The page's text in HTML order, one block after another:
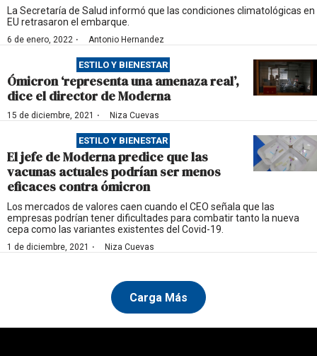
La Secretaría de Salud informó que las condiciones climatológicas en
EU retrasaron el embarque.
6 de enero, 2022 · Antonio Hernandez
ESTILO Y BIENESTAR
Ómicron ‘representa una amenaza real’,
dice el director de Moderna
15 de diciembre, 2021 · Niza Cuevas
ESTILO Y BIENESTAR
El jefe de Moderna predice que las
vacunas actuales podrían ser menos
eficaces contra ómicron
Los mercados de valores caen cuando el CEO señala que las
empresas podrían tener dificultades para combatir tanto la nueva
cepa como las variantes existentes del Covid-19.
1 de diciembre, 2021 · Niza Cuevas
Carga Más